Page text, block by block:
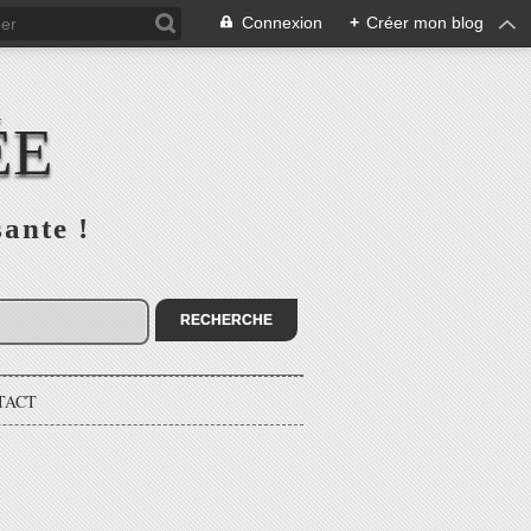
Connexion + Créer mon blog
!